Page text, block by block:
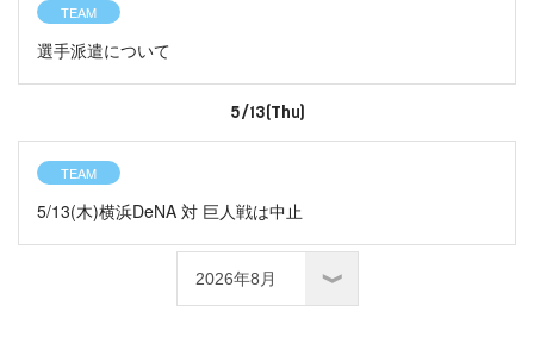
TEAM
選手派遣について
5/13(Thu)
TEAM
5/13(木)横浜DeNA 対 巨人戦は中止